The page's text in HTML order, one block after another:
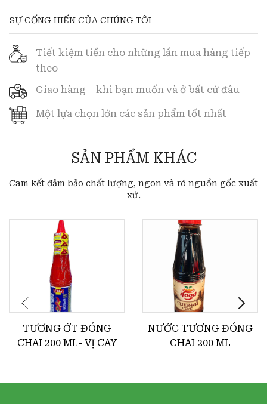
SỰ CỐNG HIẾN CỦA CHÚNG TÔI
Tiết kiệm tiền cho những lần mua hàng tiếp
theo
Giao hàng – khi bạn muốn và ở bất cứ đâu
Một lựa chọn lớn các sản phẩm tốt nhất
SẢN PHẨM KHÁC
Cam kết đảm bảo chất lượng, ngon và rõ nguồn gốc xuất
xứ.
TƯƠNG ỚT ĐÓNG
CHAI 200 ML- VỊ CAY
NƯỚC TƯƠNG ĐÓNG
CHAI 200 ML